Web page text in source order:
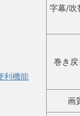
利機能
字幕/吹
巻き戻
画